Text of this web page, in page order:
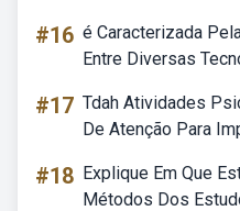
#16 é Caracterizada
Entre Diversas
#17 Tdah Atividades
De Atenção Para
#18 Explique Em Que
Métodos Dos